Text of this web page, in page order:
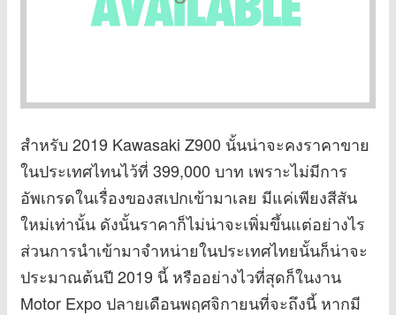
สำหรับ 2019 Kawasaki Z900 นั้นน่าจะคงราคาขาย
ในประเทศไทนไว้ที่ 399,000 บาท เพราะไม่มีการ
อัพเกรดในเรื่องของสเปกเข้ามาเลย มีแค่เพียงสีสัน
ใหม่เท่านั้น ดังนั้นราคาก็ไม่น่าจะเพิ่มขึ้นแต่อย่างไร
ส่วนการนำเข้ามาจำหน่ายในประเทศไทยนั้นก็น่าจะ
ประมาณต้นปี 2019 นี้ หรืออย่างไวที่สุดก็ในงาน
Motor Expo ปลายเดือนพฤศจิกายนที่จะถึงนี้ หากมี